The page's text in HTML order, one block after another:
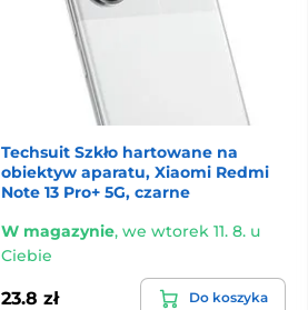
Techsuit Szkło hartowane na
obiektyw aparatu, Xiaomi Redmi
Note 13 Pro+ 5G, czarne
W magazynie, we wtorek 11. 8. u
Ciebie
23.8 zł Do koszyka